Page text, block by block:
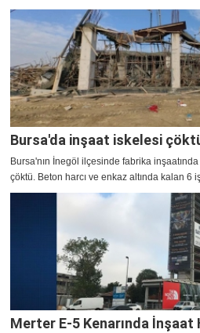
Bursa'da inşaat iskelesi
Bursa'nın İnegöl ilçesinde fabrika
çöktü. Beton harcı ve enkaz altında kalan 6
Merter E-5 Kenarında İnşaat